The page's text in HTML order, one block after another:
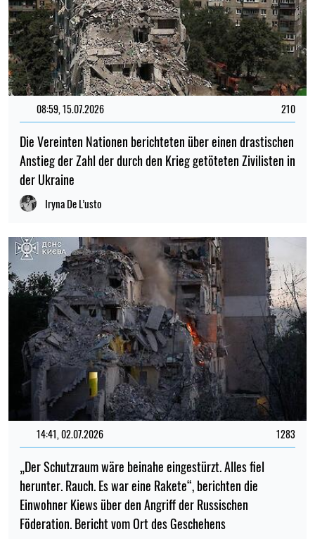
08:59, 15.07.2026 210
Die Vereinten Nationen berichteten über einen drastischen
Anstieg der Zahl der durch den Krieg getöteten Zivilisten in
der Ukraine
Iryna De L’usto
14:41, 02.07.2026 1283
„Der Schutzraum wäre beinahe eingestürzt. Alles fiel
herunter. Rauch. Es war eine Rakete“, berichten die
Einwohner Kiews über den Angriff der Russischen
Föderation. Bericht vom Ort des Geschehens